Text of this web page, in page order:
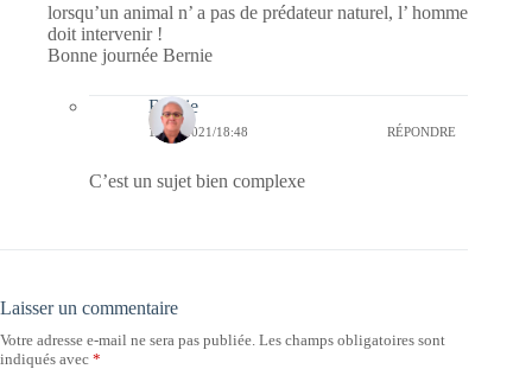
lorsqu’un animal n’ a pas de prédateur naturel, l’ homme
doit intervenir !
Bonne journée Bernie
Bernie
10/12/2021/18:48 RÉPONDRE
C’est un sujet bien complexe
Laisser un commentaire
Votre adresse e-mail ne sera pas publiée. Les champs obligatoires sont
indiqués avec *